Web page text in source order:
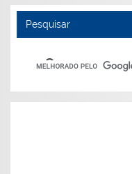
Pesquisar